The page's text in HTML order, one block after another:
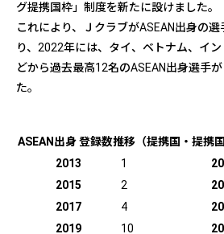
グ提携国枠」制度を新たに設けました。
これにより、ＪクラブがASEAN出身の
り、2022年には、タイ、ベトナム、イ
どから過去最高12名のASEAN出身選手
た。
ASEAN出身 登録数推移（提携国・提携
2013
1
2015
2
2017
4
2019
10